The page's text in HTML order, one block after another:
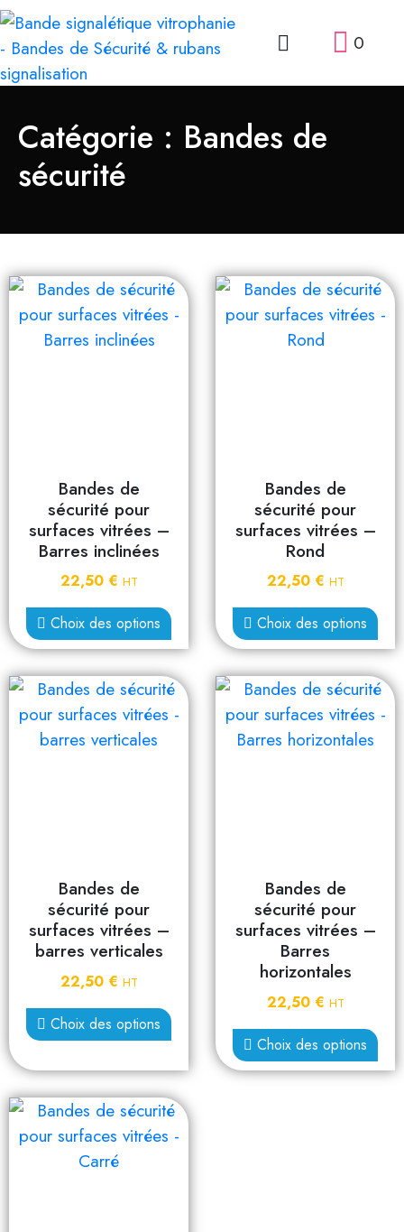
0
Catégorie : Bandes de
sécurité
Bandes de
sécurité pour
surfaces vitrées –
Barres inclinées
22,50 € HT
Choix des options
Bandes de
sécurité pour
surfaces vitrées –
Rond
22,50 € HT
Choix des options
Bandes de
sécurité pour
surfaces vitrées –
barres verticales
22,50 € HT
Choix des options
Bandes de
sécurité pour
surfaces vitrées –
Barres
horizontales
22,50 € HT
Choix des options